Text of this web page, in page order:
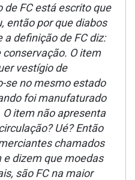
de FC está escrito que
então por que diabos
a definição de FC diz:
O item
vestígio de
se no mesmo estado
foi manufaturado
item não apresenta
Ué? Então
chamados
dizem que moedas
são FC na maior